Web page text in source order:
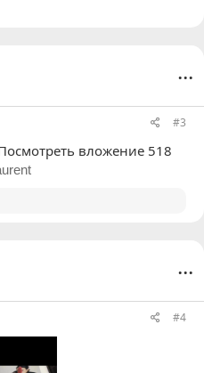
...
#3
вложение 518
...
#4